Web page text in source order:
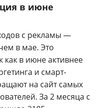
в июне
с рекламы —
в мае. Это
как в июне активнее
и смарт-
на сайт самых
За 2 месяца с